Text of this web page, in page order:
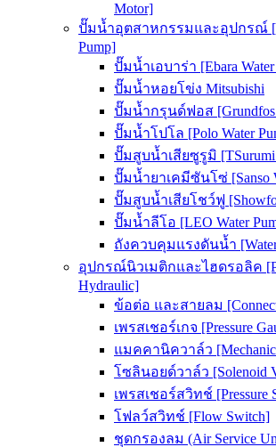
Motor]
ปั๊มน้ำอุตสาหกรรมและอุปกรณ์
Pump]
ปั๊มน้ำเอบาร่า [Ebara Water
ปั๊มน้ำหอยโข่ง Mitsubishi
ปั๊มน้ำกรุนด์ฟอส [Grundfos
ปั๊มน้ำโปโล [Polo Water
ปั๊มสูบน้ำเสียซูรูมิ [TSurumi
ปั๊มน้ำยาเคมีซันโซ่ [Sanso
ปั๊มสูบน้ำเสียโชว์ฟู
ปั๊มน้ำลีโอ [LEO Water
ถังควบคุมแรงดันน้ำ [Water
อุปกรณ์นิวเมติกและไฮดรอลิค
Hydraulic]
ข้อต่อ และสายลม
เพรสเชอร์เกจ [Pressure
แมคคานิควาล์ว
โซลินอยด์วาล์ว [Solenoid
เพรสเชอร์สวิทช์ [Pressure
โฟลว์สวิทช์ [Flow Switch]
ชุดกรองลม (Air Service